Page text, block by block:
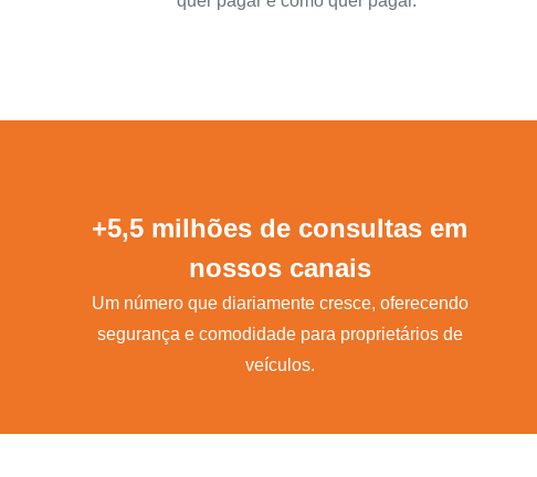
+5,5 milhões de consultas em
nossos canais
Um número que diariamente cresce, oferecendo
segurança e comodidade para proprietários de
veículos.